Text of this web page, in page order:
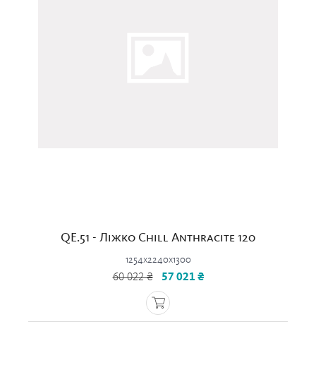
QE.51 - Ліжко Chill Anthracite 120
1254x2240x1300
60 022 ₴ 57 021 ₴